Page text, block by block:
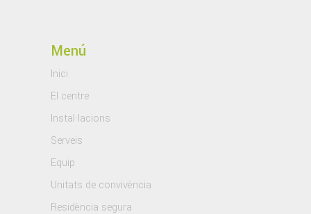
Menú
Inici
El centre
Instal·lacions
Serveis
Equip
Unitats de convivència
Residència segura